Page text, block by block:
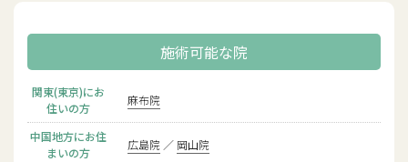
施術可能な院
関東(東京)にお
住いの方
麻布院
中国地方にお住
まいの方
広島院 岡山院